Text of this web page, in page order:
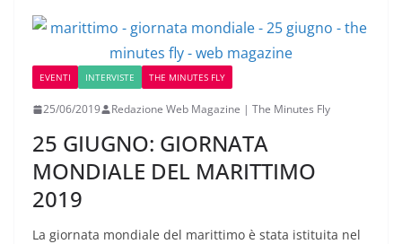
EVENTI INTERVISTE THE MINUTES FLY
25/06/2019 Redazione Web Magazine | The Minutes Fly
25 GIUGNO: GIORNATA
MONDIALE DEL MARITTIMO
2019
La giornata mondiale del marittimo è stata istituita nel